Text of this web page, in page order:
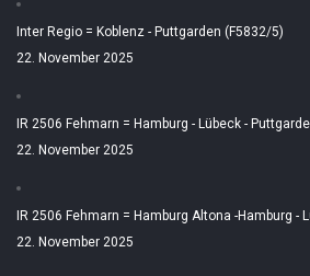
Inter Regio = Koblenz - Puttgarden (F5832/5)
22. November 2025
IR 2506 Fehmarn = Hamburg - Lübeck -
22. November 2025
IR 2506 Fehmarn = Hamburg Altona -Hamburg -
22. November 2025